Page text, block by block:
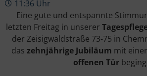
11:36 Uhr
Eine gute und entspannte
letzten Freitag in unserer
der Zeisigwaldstraße 73-75 in
das zehnjährige Jubiläum mit
offenen Tür